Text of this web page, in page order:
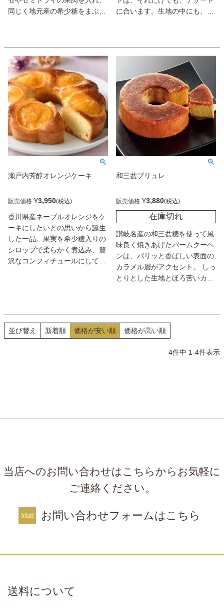
同じく地元産の希少糖をまぶし
に合います。生地の中にも、オ
ートを１枚丸ごと載せて焼きま
した。本来の自然な甘味と希少
糖含有シロップが、体にもやさ
しい、フルーティなとっておき
の1品です。
希少糖含有シロップと共に、メ
ディアでの取材を、多く受けま
した。全て、手作業のため、大
量生産は、できません。いつも
お客様に、最高の品質で、提供
できるようにと、おもっていま
す。２０１４年かがわ県産品コ
賞）・瀬戸内80特別賞を受賞。
瀬戸内芳醇オレンジケーキ
販売価格 ¥3,950
香川県産ネーブルオレンジをケ
ーキにしたいとの思いから誕生
した一品。果実を希少糖入りの
シロップで柔らかく煮込み、贅
沢なコンフィチュールにしてト
りにも惚れ惚れ。
和三盆ブリュレ
販売価格 ¥3,880
在庫切れ
讃岐名産の和三盆糖を使って風
味良く焼きあげたバームクーヘ
ンは、パリッと香ばしい表面の
カラメル層がアクセント。 しっ
とりとした生地とほろ苦いカラ
並び替え 新着順 価格が安い順 価格が高い順
4件中 1-4件表示
当店へのお問い合わせはこちらからお気軽に
ご連絡ください。
お問い合わせフォームはこちら
送料について